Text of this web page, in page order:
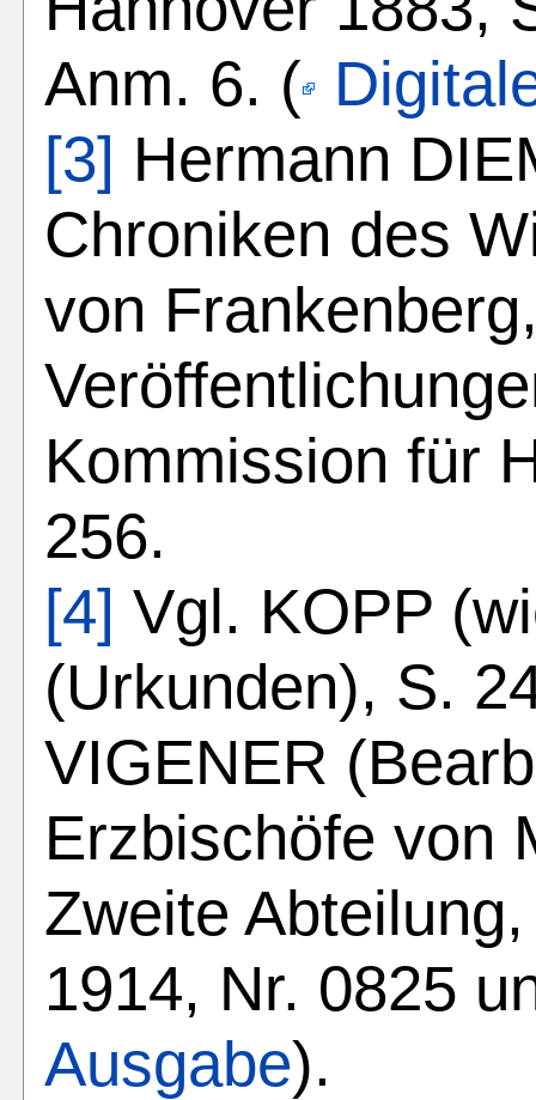
Anm. 6. (
[3] Hermann
Chroniken des
von
Kommission für
256.
[4] Vgl. KOPP
(Urkunden), S.
VIGENER
Erzbischöfe von
Zweite
1914, Nr. 0825
Ausgabe).